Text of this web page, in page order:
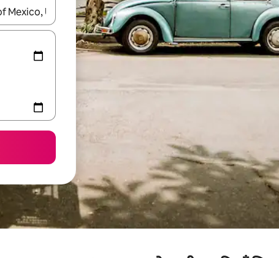
का इस्तेमाल करके नेविगेट करें या टच या फिर स्वाइप जेस्चर का इस्तेमाल करके